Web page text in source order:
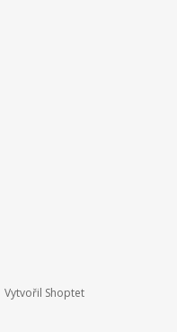
Vytvořil Shoptet